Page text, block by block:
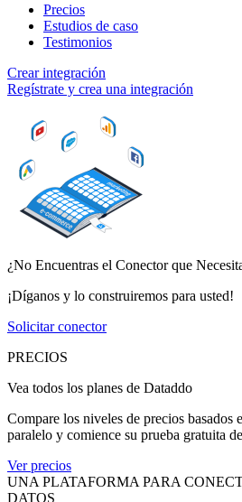
Precios
Estudios de caso
Testimonios
Crear integración
Regístrate y crea una integración
¿No Encuentras el Conector que
¡Díganos y lo construiremos para usted!
Solicitar conector
PRECIOS
Vea todos los planes de Dataddo
Compare los niveles de precios basados
paralelo y comience su prueba gratuita
Ver precios
UNA PLATAFORMA PARA
DATOS